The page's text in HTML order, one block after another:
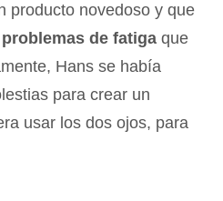
producto novedoso y que
problemas de fatiga que
Hans se había
para crear un
usar los dos ojos, para